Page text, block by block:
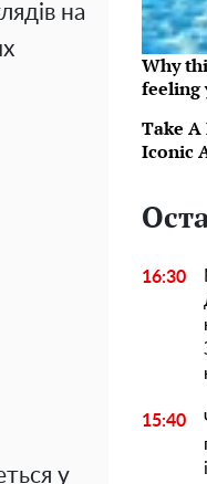
на
у
Why
feeling
Take
Iconic
16:30
15:40